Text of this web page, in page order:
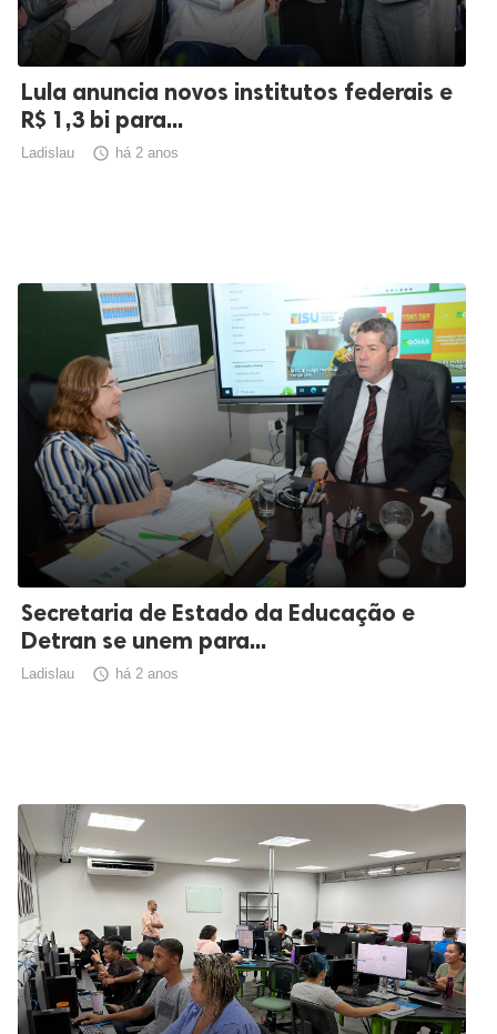
Lula anuncia novos institutos federais e
R$ 1,3 bi para...
Ladislau  há 2 anos
Secretaria de Estado da Educação e
Detran se unem para...
Ladislau  há 2 anos